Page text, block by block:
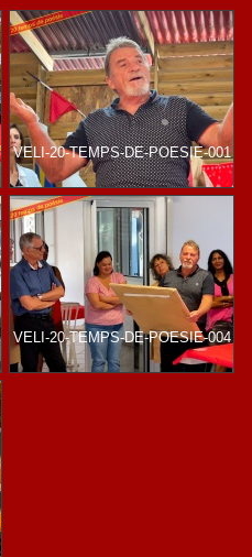
VELI-20-TEMPS-DE-POESIE-001
VELI-20-TEMPS-DE-POESIE-004